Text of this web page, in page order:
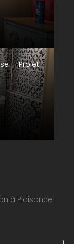
— Projet
à Plaisance-